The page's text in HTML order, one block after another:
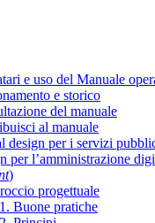
e uso del Manuale
e storico
del manuale
al manuale
design per i servizi
per l’amministrazione
)
progettuale
Buone pratiche